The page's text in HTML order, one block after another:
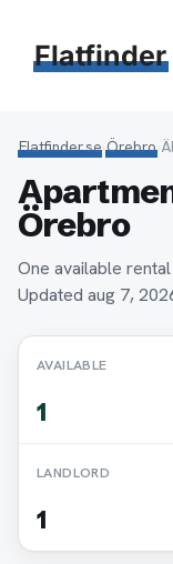
innehåll
Flatfinder
Flatfinder.se›Örebro›
Örebro
One available
Updated aug 7,
AVAILABLE
1
LANDLORD
1